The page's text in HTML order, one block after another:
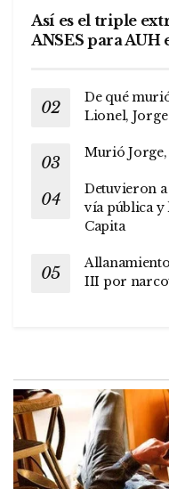
Así es el triple
ANSES para AUH
De qué
Lionel,
Murió Jorge,
Detuvieron
vía pública y
Capita
III por